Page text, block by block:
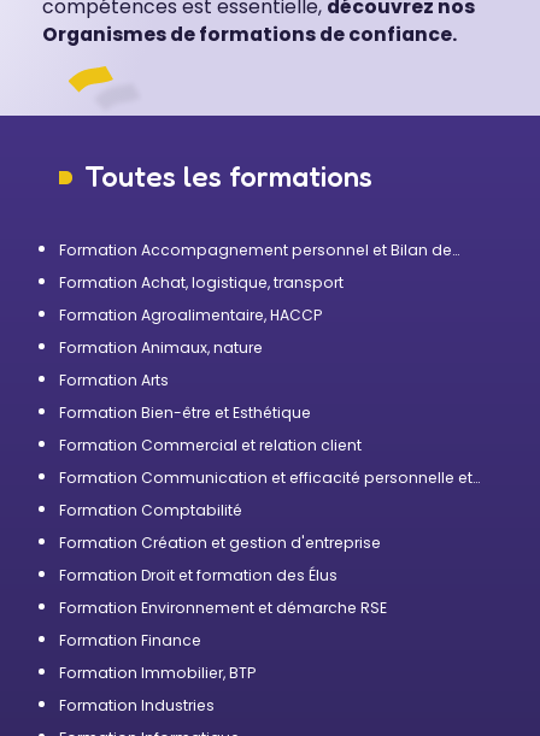
compétences est essentielle, découvrez nos
Organismes de formations de confiance.
Toutes les formations
Formation Accompagnement personnel et Bilan de
Formation Achat, logistique, transport
Formation Agroalimentaire, HACCP
Formation Animaux, nature
Formation Arts
Formation Bien-être et Esthétique
Formation Commercial et relation client
Formation Communication et efficacité personnelle et
Formation Comptabilité
Formation Création et gestion d'entreprise
Formation Droit et formation des Élus
Formation Environnement et démarche RSE
Formation Finance
Formation Immobilier, BTP
Formation Industries